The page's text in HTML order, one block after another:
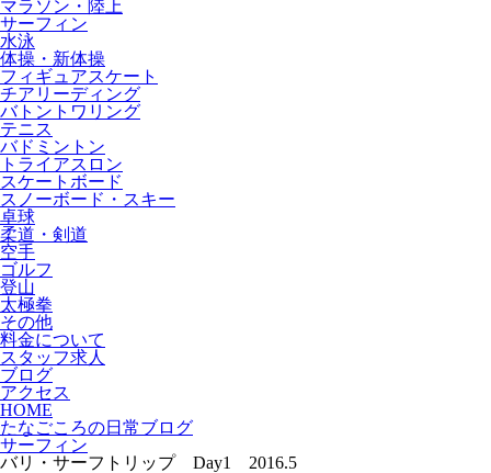
マラソン・陸上
サーフィン
水泳
体操・新体操
フィギュアスケート
チアリーディング
バトントワリング
テニス
バドミントン
トライアスロン
スケートボード
スノーボード・スキー
卓球
柔道・剣道
空手
ゴルフ
登山
太極拳
その他
料金について
スタッフ求人
ブログ
アクセス
HOME
たなごころの日常ブログ
サーフィン
バリ・サーフトリップ Day1 2016.5